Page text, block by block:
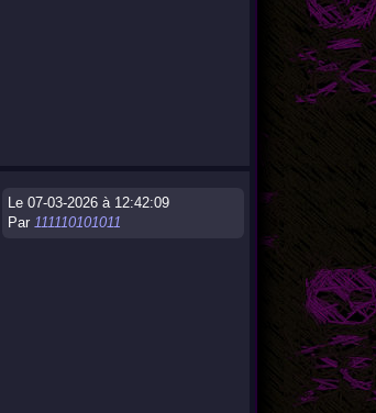
Le 07-03-2026 à 12:42:09
Par 111110101011